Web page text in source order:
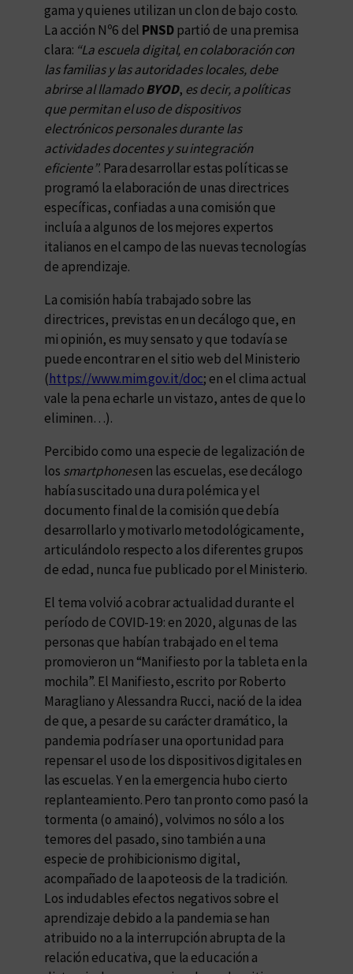
gama y quienes utilizan un clon de bajo costo.
La acción Nº6 del PNSDpartió de una premisa
clara: “La escuela digital, en colaboración con
las familias y las autoridades locales, debe
abrirse al llamadoBYOD, es decir, a políticas
que permitan el uso de dispositivos
electrónicos personales durante las
actividades docentes y su integración
eficiente”. Para desarrollar estas políticas se
programó la elaboración de unas directrices
específicas, confiadas a una comisión que
incluía a algunos de los mejores expertos
italianos en el campo de las nuevas tecnologías
de aprendizaje.
La comisión había trabajado sobre las
directrices, previstas en un decálogo que, en
mi opinión, es muy sensato y que todavía se
puede encontrar en el sitio web del Ministerio
(https://www.mim.gov.it/doc; en el clima actual
vale la pena echarle un vistazo, antes de que lo
eliminen…).
Percibido como una especie de legalización de
los smartphonesen las escuelas, ese decálogo
había suscitado una dura polémica y el
documento final de la comisión que debía
desarrollarlo y motivarlo metodológicamente,
articulándolo respecto a los diferentes grupos
de edad, nunca fue publicado por el Ministerio.
El tema volvió a cobrar actualidad durante el
período de COVID-19: en 2020, algunas de las
personas que habían trabajado en el tema
promovieron un “Manifiesto por la tableta en la
mochila”. El Manifiesto, escrito por Roberto
Maragliano y Alessandra Rucci, nació de la idea
de que, a pesar de su carácter dramático, la
pandemia podría ser una oportunidad para
repensar el uso de los dispositivos digitales en
las escuelas. Y en la emergencia hubo cierto
replanteamiento. Pero tan pronto como pasó la
tormenta (o amainó), volvimos no sólo a los
temores del pasado, sino también a una
especie de prohibicionismo digital,
acompañado de la apoteosis de la tradición.
Los indudables efectos negativos sobre el
aprendizaje debido a la pandemia se han
atribuido no a la interrupción abrupta de la
relación educativa, que la educación a